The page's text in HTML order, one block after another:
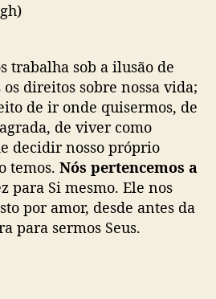
trabalha sob a ilusão de
os direitos sobre nossa vida;
de ir onde quisermos, de
de viver como
decidir nosso próprio
temos. Nós pertencemos a
para Si mesmo. Ele nos
por amor, desde antes da
para sermos Seus.